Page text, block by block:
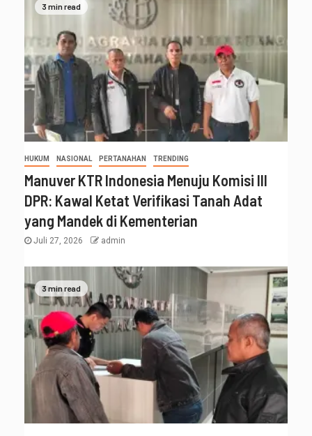
3 min read
HUKUM NASIONAL PERTANAHAN TRENDING
Manuver KTR Indonesia Menuju Komisi III
DPR: Kawal Ketat Verifikasi Tanah Adat
yang Mandek di Kementerian
Juli 27, 2026 admin
3 min read